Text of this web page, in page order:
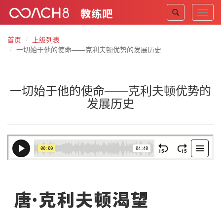
首页
上级列表
一切始于他的使命——克利夫顿优势的发展历史
一切始于他的使命——克利夫顿优势的
发展历史